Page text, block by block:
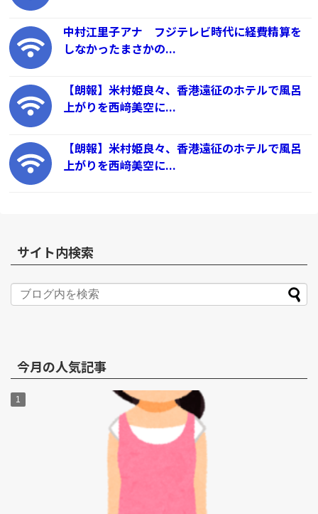
中村江里子アナ フジテレビ時代に経費精算を
しなかったまさかの...
【朗報】米村姫良々、香港遠征のホテルで風呂
上がりを西﨑美空に...
【朗報】米村姫良々、香港遠征のホテルで風呂
上がりを西﨑美空に...
サイト内検索
今月の人気記事